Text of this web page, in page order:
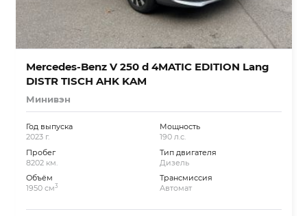
Mercedes-Benz V 250 d 4MATIC EDITION Lang
DISTR TISCH AHK KAM
Минивэн
Год выпуска
2023 г.
Пробег
8202 км.
Объём
1950 см3
Мощность
190 л.с.
Тип двигателя
Дизель
Трансмиссия
Автомат